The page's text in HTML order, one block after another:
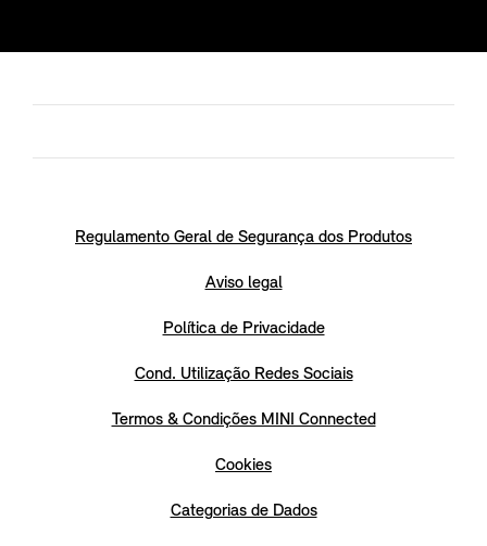
Regulamento Geral de Segurança dos Produtos
Aviso legal
Política de Privacidade
Cond. Utilização Redes Sociais
Termos & Condições MINI Connected
Cookies
Categorias de Dados